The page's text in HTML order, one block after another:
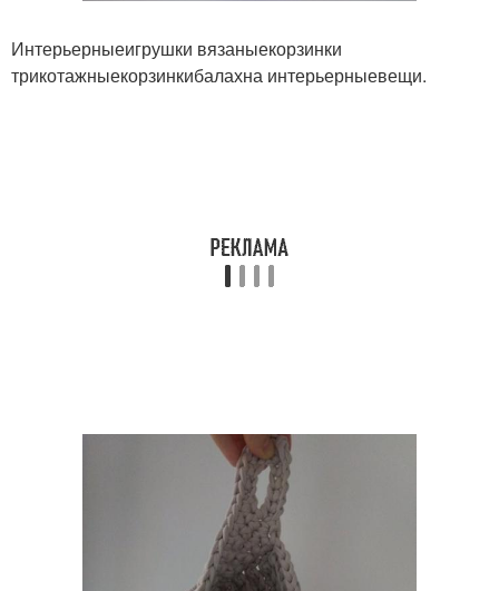
Интерьерныеигрушки вязаныекорзинки
трикотажныекорзинкибалахна интерьерныевещи.